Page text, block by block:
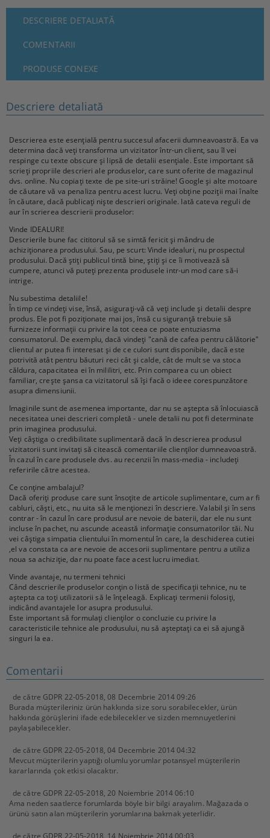
DESCRIERE DETALIATĂ
COMENTARII
PRODUSE CONEXE
Descriere detaliată
Descrierea este esențială pentru succesul afacerii dumneavoastră. Ea va
determina dacă veți transforma un vizitator într-un client, sau îl vei
respinge cu texte obscure și lipsă de detalii esențiale. Este important să
scrieți propriile descrieri ale produselor, care sunt oferite de magazinul
dvs. online. Nu copiați texte de pe site-uri străine! Google și alte motoare
de căutare vă va penaliza pentru acest lucru. Veți obține poziții mai înalte
în căutare, dacă publicați niște descrieri originale. Iată cateva reguli de
aur în scrierea descrierii produselor:
Vinde IDEALURI!
Descrierile bune fac cititorul să se simtă fericit și mândru de
achiziționarea produsului. Sau, pe scurt: Vinde idealuri, nu prospectul
produsului. Dacă știți publicul tintă bine, știți și ce îi motivează să
cumpere, atunci vă puteți prezenta produsele intr-un mod care să-i
intrige.
Nu subestima detaliile!
În timp ce vindeți vise, însă, asigurați-vă că veți include și detalii despre
produs. Ele pot fi poziționate mai jos, însă cu siguranță trebuie să
furnizeze informații cu privire la tot ceea ce poate entuziasma
consumatorul. De exemplu, dacă vindeți "cană de cafea pentru călătorie"
clientul ar putea fi interesat și de ce culori sunt disponibile, dacă este
potrivită atât pentru băuturi reci cât și calde, cât de mult se va stoca
căldura, capacitatea ei în mililitri, etc. Prin comparea cu un obiect
familiar, crește șansa ca vizitatorul să își facă o ideee corespunzătore
asupra dimensiunii.
Imaginile sunt de asemenea importante, dar nu se aștepta să înlocuiască
necesitatea unei descrieri completă - unele detalii nu pot fi determinate
prin imaginea produsului.
Veți câștiga o credibilitate suplimentară dacă în descrierea produsul
vizitatorii sunt invitați să citească comentariile clienților dumneavoastră.
În cazul în care produsele dvs. au recenzii în mass-media - includeți
referirile către acestea.
Ce conține ambalajul?
Dacă oferiți produse care sunt însoțite de articole suplimentare, cum ar fi
cabluri, căști, etc., nu uita să le menționezi în descriere. Valabil și în sens
contrar - în cazul în care produsul are nevoie de baterii, dar ele nu sunt
incluse în pachet, nu ascunde această informație consumatorilor tăi. Nu
vei câștiga simpatia clientului în momentul în care, la deschiderea cutiei
,el va constata ca are nevoie de accesorii suplimentare pentru a utiliza
noua sa achiziție, dar nu poate face acest lucru imediat.
Vinde avantaje, nu termeni tehnici
Când descrierile produselor conțin o listă de specificații tehnice, nu te
aștepta ca toți utilizatorii să le înțeleagă. Explicați termenii folosiți,
indicând avantajele lor asupra produsului.
Este important să formulați clienților o concluzie cu privire la
caracteristicile tehnice ale produsului, nu să așteptați ca ei să ajungă
singuri la ea.
Comentarii
de către GDPR 22-05-2018,08 Decembrie 2014 09:26
Burada müşterileriniz ürün hakkında size soru sorabilecekler, ürün
hakkında görüşlerini ifade edebilecekler ve sizden memnuyetlerini
paylaşabilecekler.
de către GDPR 22-05-2018,04 Decembrie 2014 04:32
Mevcut müşterilerin yaptığı olumlu yorumlar potansyel müşterilerin
kararlarında çok etkisi olacaktır.
de către GDPR 22-05-2018,20 Noiembrie 2014 06:10
Ama neden saatlerce forumlarda böyle bir bilgi arayalım. Mağazada o
ürünü satın alan müşterilerin yorumlarına bakmak yeterlidir.
de către GDPR 22-05-2018, 14 Noiembrie 2014 00:03